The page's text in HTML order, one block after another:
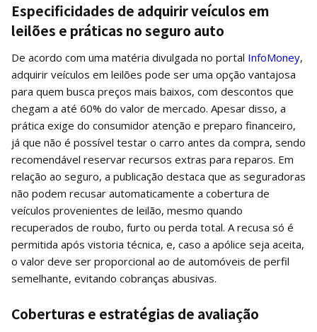
Especificidades de adquirir veículos em
leilões e práticas no seguro auto
De acordo com uma matéria divulgada no portal InfoMoney,
adquirir veículos em leilões pode ser uma opção vantajosa
para quem busca preços mais baixos, com descontos que
chegam a até 60% do valor de mercado. Apesar disso, a
prática exige do consumidor atenção e preparo financeiro,
já que não é possível testar o carro antes da compra, sendo
recomendável reservar recursos extras para reparos. Em
relação ao seguro, a publicação destaca que as seguradoras
não podem recusar automaticamente a cobertura de
veículos provenientes de leilão, mesmo quando
recuperados de roubo, furto ou perda total. A recusa só é
permitida após vistoria técnica, e, caso a apólice seja aceita,
o valor deve ser proporcional ao de automóveis de perfil
semelhante, evitando cobranças abusivas.
Coberturas e estratégias de avaliação